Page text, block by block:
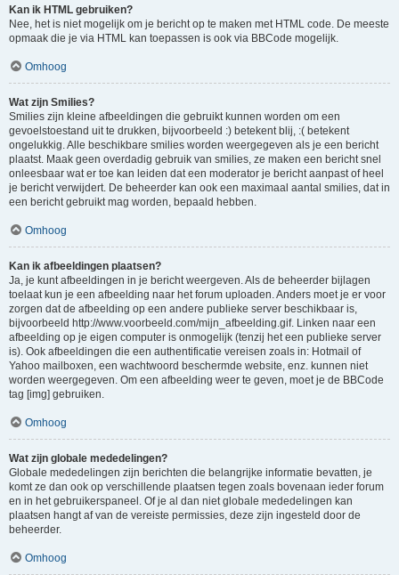
Kan ik HTML gebruiken?
Nee, het is niet mogelijk om je bericht op te maken met HTML code. De meeste
opmaak die je via HTML kan toepassen is ook via BBCode mogelijk.
Omhoog
Wat zijn Smilies?
Smilies zijn kleine afbeeldingen die gebruikt kunnen worden om een
gevoelstoestand uit te drukken, bijvoorbeeld :) betekent blij, :( betekent
ongelukkig. Alle beschikbare smilies worden weergegeven als je een bericht
plaatst. Maak geen overdadig gebruik van smilies, ze maken een bericht snel
onleesbaar wat er toe kan leiden dat een moderator je bericht aanpast of heel
je bericht verwijdert. De beheerder kan ook een maximaal aantal smilies, dat in
een bericht gebruikt mag worden, bepaald hebben.
Omhoog
Kan ik afbeeldingen plaatsen?
Ja, je kunt afbeeldingen in je bericht weergeven. Als de beheerder bijlagen
toelaat kun je een afbeelding naar het forum uploaden. Anders moet je er voor
zorgen dat de afbeelding op een andere publieke server beschikbaar is,
bijvoorbeeld http://www.voorbeeld.com/mijn_afbeelding.gif. Linken naar een
afbeelding op je eigen computer is onmogelijk (tenzij het een publieke server
is). Ook afbeeldingen die een authentificatie vereisen zoals in: Hotmail of
Yahoo mailboxen, een wachtwoord beschermde website, enz. kunnen niet
worden weergegeven. Om een afbeelding weer te geven, moet je de BBCode
tag [img] gebruiken.
Omhoog
Wat zijn globale mededelingen?
Globale mededelingen zijn berichten die belangrijke informatie bevatten, je
komt ze dan ook op verschillende plaatsen tegen zoals bovenaan ieder forum
en in het gebruikerspaneel. Of je al dan niet globale mededelingen kan
plaatsen hangt af van de vereiste permissies, deze zijn ingesteld door de
beheerder.
Omhoog